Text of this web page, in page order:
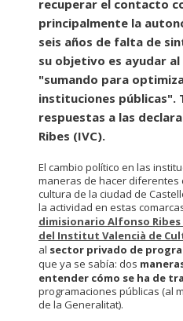
recuperar el contacto
principalmente la
seis años de falta de
su objetivo es ayudar
"sumando para
instituciones públicas".
respuestas a las
Ribes (IVC).
El cambio político en las
maneras de hacer diferentes
cultura de la ciudad de
la actividad en estas
dimisionario Alfonso
del Institut Valencià de
al sector privado de
que ya se sabía: dos
entender cómo se ha de
programaciones públicas (al
de la Generalitat).